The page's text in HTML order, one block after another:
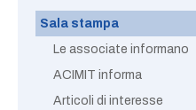
Sala stampa
Le associate informano
ACIMIT informa
Articoli di interesse